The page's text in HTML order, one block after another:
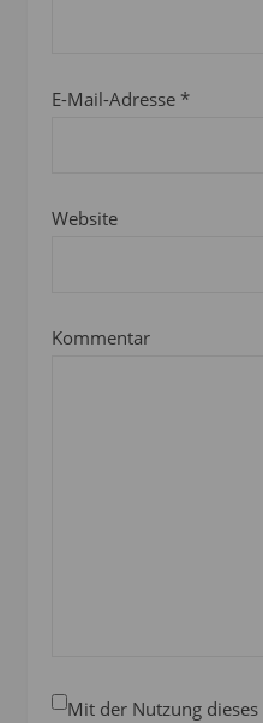
E-Mail-Adresse *
Website
Kommentar
Mit der Nutzung